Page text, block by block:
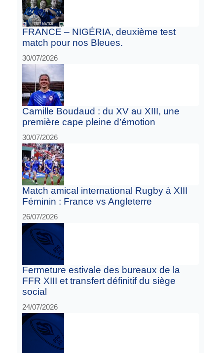
FRANCE – NIGÉRIA, deuxième test
match pour nos Bleues.
30/07/2026
Camille Boudaud : du XV au XIII, une
première cape pleine d’émotion
30/07/2026
Match amical international Rugby à XIII
Féminin : France vs Angleterre
26/07/2026
Fermeture estivale des bureaux de la
FFR XIII et transfert définitif du siège
social
24/07/2026